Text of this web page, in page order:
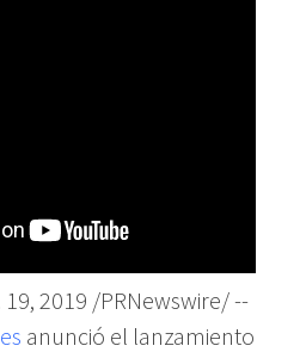
19, 2019 /PRNewswire/ --
anunció el lanzamiento